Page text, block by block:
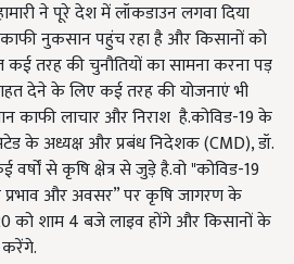
ने पूरे देश में लॉकडाउन लगवा दिया
नुकसान पहुंच रहा है और किसानों को
तरह की चुनौतियों का सामना करना पड़
देने के लिए कई तरह की योजनाएं भी
काफी लाचार और निराश है.कोविड-19के
के अध्यक्ष और प्रबंध निदेशक(CMD),डॉ.
वर्षों से कृषि क्षेत्र से जुड़े है.वो"कोविड-19
प्रभाव और अवसर”पर कृषि जागरण के
को शाम4बजे लाइव होंगे और किसानों के
करेंगे.